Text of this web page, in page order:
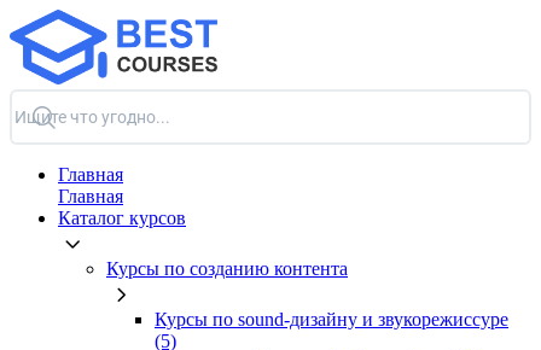
Главная
Главная
Каталог курсов
Курсы по созданию контента
Курсы по sound-дизайну и звукорежиссуре
(5)